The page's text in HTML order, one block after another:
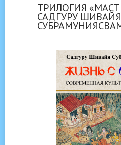
ТРИЛОГИЯ
САДГУРУ ШИВАЙЯ